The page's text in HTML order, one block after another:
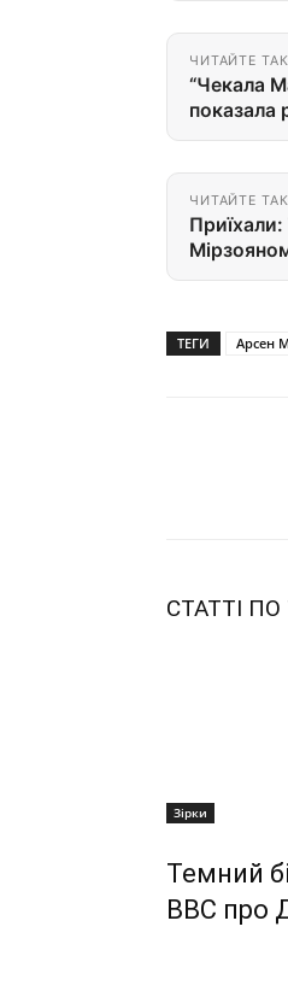
ЧИТАЙТЕ
“Чекала
показала
ЧИТАЙТЕ
Приїхали:
ТЕГИ Арсен
СТАТТІ ПО
Зірки
Темний
ВВС про